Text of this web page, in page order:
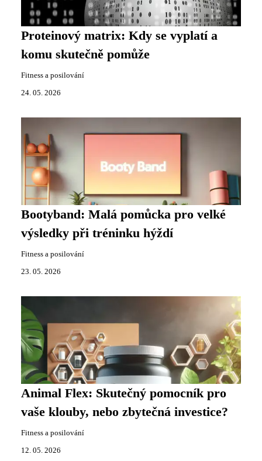
Proteinový matrix: Kdy se vyplatí a
komu skutečně pomůže
Fitness a posilování
24. 05. 2026
Bootyband: Malá pomůcka pro velké
výsledky při tréninku hýždí
Fitness a posilování
23. 05. 2026
Animal Flex: Skutečný pomocník pro
vaše klouby, nebo zbytečná investice?
Fitness a posilování
12. 05. 2026